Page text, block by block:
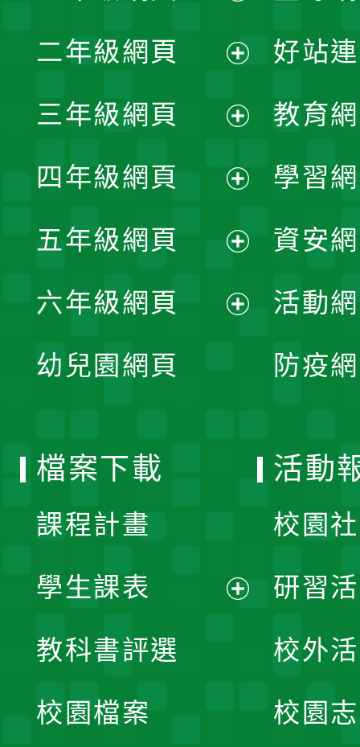
開
選
單
二年級網頁
開
選
單
三年級網頁
開
選
單
四年級網頁
開
選
五年級網頁
開
六年級網頁
幼兒園網頁
好站
教育
學習
資安
活動
防疫
檔案下載
課程計畫
學生課表
教科書評選
校園檔案
活動
校園
研習
校外
校園